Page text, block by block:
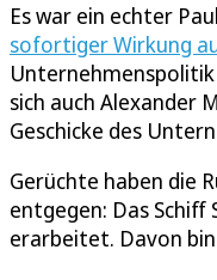
Es war ein echter
sofortiger Wirkung
sich auch Alexander
Geschicke des
Gerüchte haben die
entgegen: Das
erarbeitet. Davon